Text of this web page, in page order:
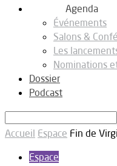
Agenda
Événements
Salons &
Les
Nominations
Dossier
Podcast
Accueil Espace Fin de
Espace